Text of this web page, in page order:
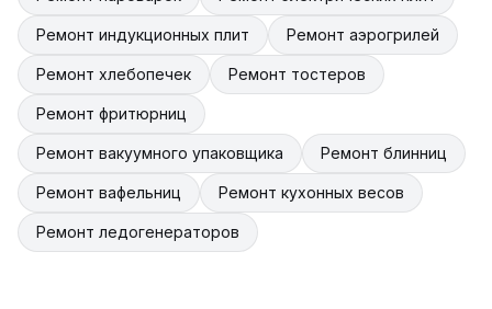
Ремонт индукционных плит Ремонт аэрогрилей
Ремонт хлебопечек Ремонт тостеров
Ремонт фритюрниц
Ремонт вакуумного упаковщика Ремонт блинниц
Ремонт вафельниц Ремонт кухонных весов
Ремонт ледогенераторов